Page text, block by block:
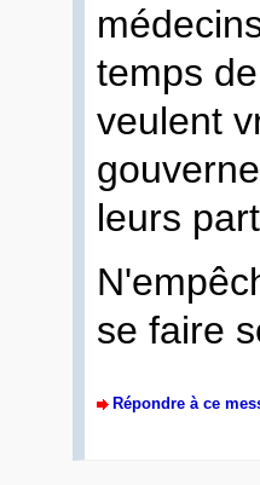
temps
veulent
leurs
se faire
Répondre à ce